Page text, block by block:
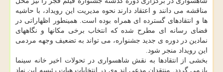
مناقشه می دانند و اعتقاد دارند نحوه مدیریت این رویداد، با حاشیه
ها و انتقادهای گسترده ای همراه بوده است. همینطور اظهاراتی در
فضای رسانه ای مطرح شده که انتخاب برخی مکانها و نگاههای
نمادین در دوره ی جدید جشنواره، می تواند به تضعیف وجهه مردمی
این رویداد منجر شود.
بخشی از انتقادها به نقش شاهسواری در تحولات اخیر خانه سینما
بازمی گردد. منتقدان مدعی اند وی در انتخابات هیات رئیسه این نهاد